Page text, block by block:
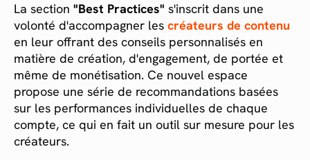
La section "Best Practices" s'inscrit dans une
volonté d'accompagner les créateurs de contenu
en leur offrant des conseils personnalisés en
matière de création, d'engagement, de portée et
même de monétisation. Ce nouvel espace
propose une série de recommandations basées
sur les performances individuelles de chaque
compte, ce qui en fait un outil sur mesure pour les
créateurs.